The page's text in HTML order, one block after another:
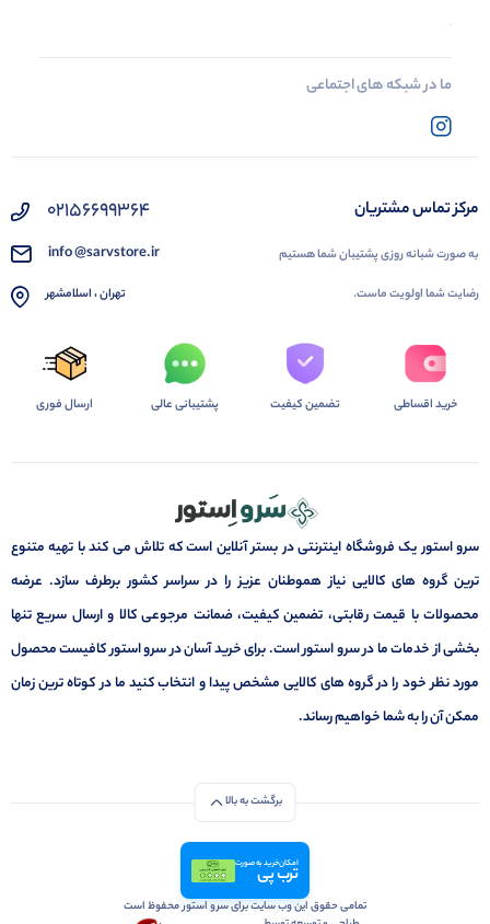
ما در شبکه های اجتماعی
مرکز تماس مشتریان
به صورت شبانه روزی پشتیبان شما هستیم
رضایت شما اولویت ماست.
02156699364
info @sarvstore.ir
تهران ، اسلامشهر
خرید اقساطی تضمین کیفیت پشتیبانی عالی ارسال فوری
سرو استور یک فروشگاه اینترنتی در بستر آنلاین است که تلاش می کند با تهیه متنوع
ترین گروه های کالایی نیاز هموطنان عزیز را در سراسر کشور برطرف سازد. عرضه
محصولات با قیمت رقابتی، تضمین کیفیت، ضمانت مرجوعی کالا و ارسال سریع تنها
بخشی از خدمات ما در سرو استور است. برای خرید آسان در سرو استور کافیست محصول
مورد نظر خود را در گروه های کالایی مشخص پیدا و انتخاب کنید ما در کوتاه ترین زمان
ممکن آن را به شما خواهیم رساند.
برگشت به بالا
امکان خرید به صورت
ترب پی
تمامی حقوق این وب سایت برای سرو استور محفوظ است